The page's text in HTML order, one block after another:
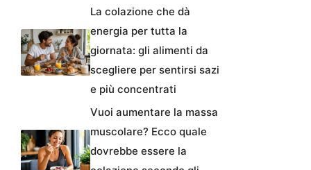
La colazione che dà
energia per tutta la
giornata: gli alimenti da
scegliere per sentirsi sazi
e più concentrati
Vuoi aumentare la massa
muscolare? Ecco quale
dovrebbe essere la